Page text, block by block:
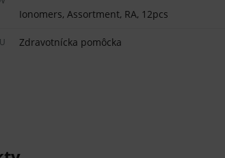
zdravotníckej pomôcky in vitro
Ionomers, Assortment, RA, 12pcs
Zdravotnícka pomôcka